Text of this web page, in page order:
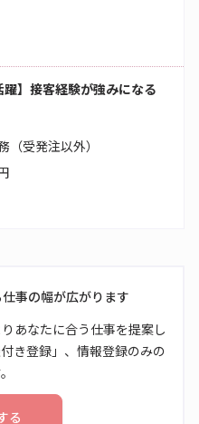
躍】接客経験が強みになる
受発注以外）
事の幅が広がります
あなたに合う仕事を提案し
き登録」、情報登録のみの
る